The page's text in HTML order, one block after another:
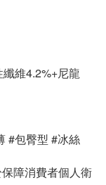
維4.2%+尼龍
#包臀型 #冰絲
障消費者個人衛